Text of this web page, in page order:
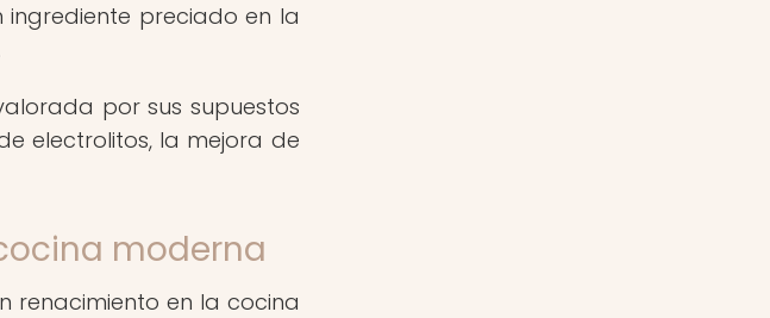
preciado en la
por sus supuestos
electrolitos, la mejora de
moderna
renacimiento en la cocina